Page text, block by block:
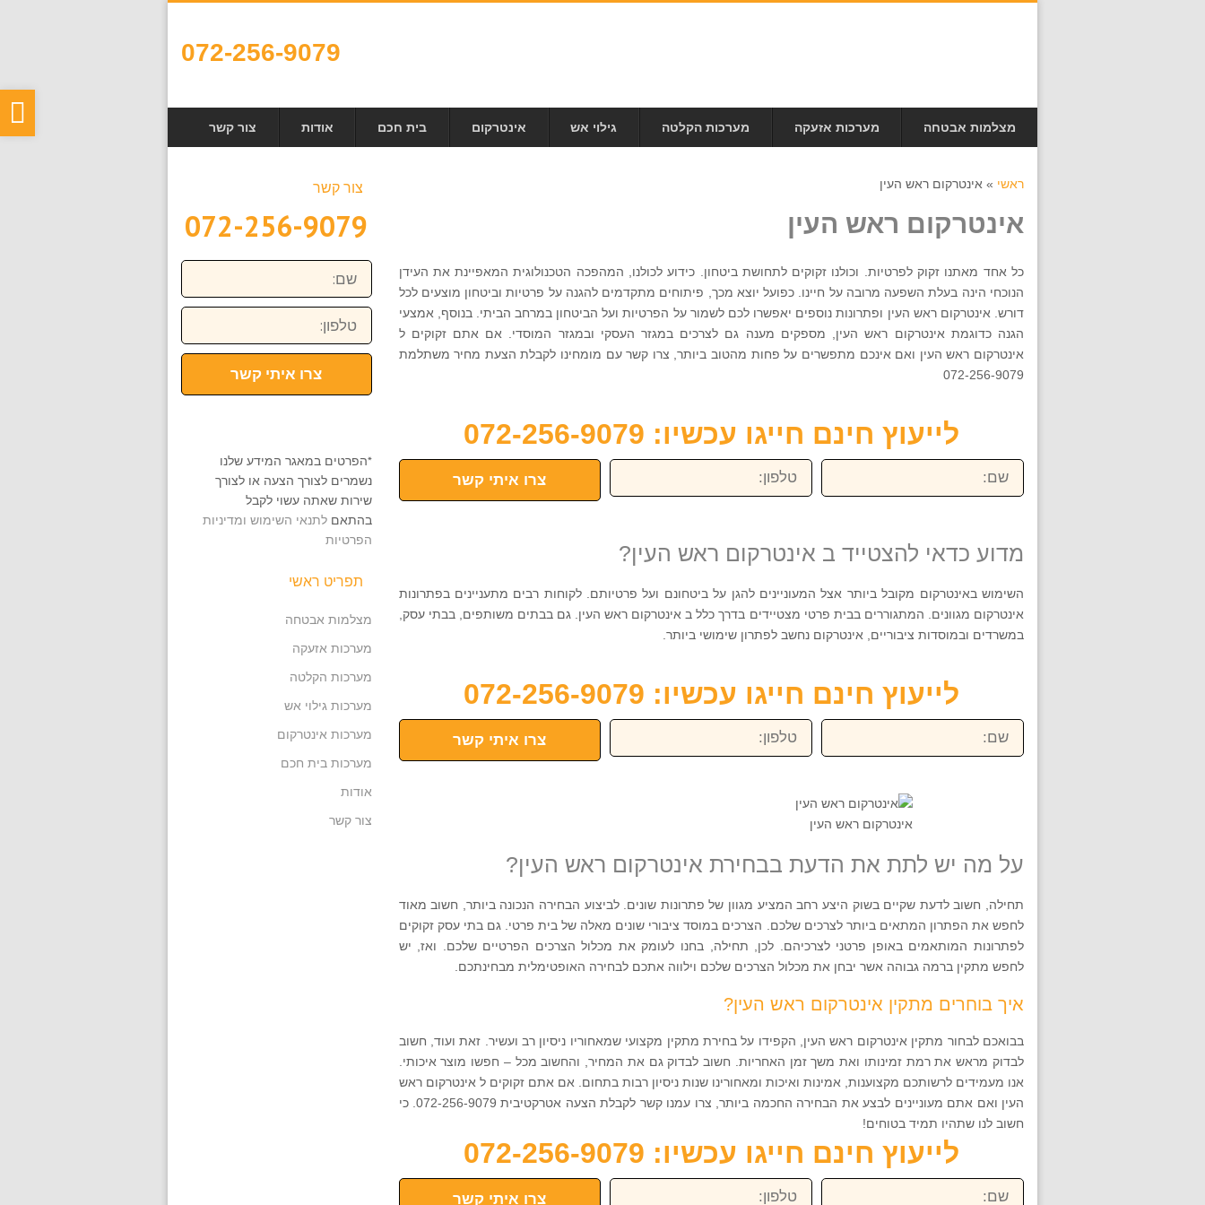
072-256-9079
מצלמות אבטחה מערכות אזעקה מערכות הקלטה גילוי אש אינטרקום בית חכם אודות צור קשר
ראשי » אינטרקום ראש העין
אינטרקום ראש העין
כל אחד מאתנו זקוק לפרטיות. וכולנו זקוקים לתחושת ביטחון. כידוע לכולנו, המהפכה הטכנולוגית המאפיינת את העידן
הנוכחי הינה בעלת השפעה מרובה על חיינו. כפועל יוצא מכך, פיתוחים מתקדמים להגנה על פרטיות וביטחון מוצעים לכל
דורש. אינטרקום ראש העין ופתרונות נוספים יאפשרו לכם לשמור על הפרטיות ועל הביטחון במרחב הביתי. בנוסף, אמצעי
הגנה כדוגמת אינטרקום ראש העין, מספקים מענה גם לצרכים במגזר העסקי ובמגזר המוסדי. אם אתם זקוקים ל
אינטרקום ראש העין ואם אינכם מתפשרים על פחות מהטוב ביותר, צרו קשר עם מומחינו לקבלת הצעת מחיר משתלמת
072-256-9079
לייעוץ חינם חייגו עכשיו: 072-256-9079
שם: טלפון:
צרו איתי קשר
מדוע כדאי להצטייד ב אינטרקום ראש העין?
השימוש באינטרקום מקובל ביותר אצל המעוניינים להגן על ביטחונם ועל פרטיותם. לקוחות רבים מתעניינים בפתרונות
אינטרקום מגוונים. המתגוררים בבית פרטי מצטיידים בדרך כלל ב אינטרקום ראש העין. גם בבתים משותפים, בבתי עסק,
במשרדים ובמוסדות ציבוריים, אינטרקום נחשב לפתרון שימושי ביותר.
לייעוץ חינם חייגו עכשיו: 072-256-9079
שם: טלפון:
צרו איתי קשר
אינטרקום ראש העין
על מה יש לתת את הדעת בבחירת אינטרקום ראש העין?
תחילה, חשוב לדעת שקיים בשוק היצע רחב המציע מגוון של פתרונות שונים. לביצוע הבחירה הנכונה ביותר, חשוב מאוד
לחפש את הפתרון המתאים ביותר לצרכים שלכם. הצרכים במוסד ציבורי שונים מאלה של בית פרטי. גם בתי עסק זקוקים
לפתרונות המותאמים באופן פרטני לצרכיהם. לכן, תחילה, בחנו לעומק את מכלול הצרכים הפרטיים שלכם. ואז, יש
לחפש מתקין ברמה גבוהה אשר יבחן את מכלול הצרכים שלכם וילווה אתכם לבחירה האופטימלית מבחינתכם.
איך בוחרים מתקין אינטרקום ראש העין?
בבואכם לבחור מתקין אינטרקום ראש העין, הקפידו על בחירת מתקין מקצועי שמאחוריו ניסיון רב ועשיר. זאת ועוד, חשוב
לבדוק מראש את רמת זמינותו ואת משך זמן האחריות. חשוב לבדוק גם את המחיר, והחשוב מכל – חפשו מוצר איכותי.
אנו מעמידים לרשותכם מקצוענות, אמינות ואיכות ומאחורינו שנות ניסיון רבות בתחום. אם אתם זקוקים ל אינטרקום ראש
העין ואם אתם מעוניינים לבצע את הבחירה החכמה ביותר, צרו עמנו קשר לקבלת הצעה אטרקטיבית 072-256-9079. כי
חשוב לנו שתהיו תמיד בטוחים!
לייעוץ חינם חייגו עכשיו: 072-256-9079
שם: טלפון:
צרו איתי קשר
צור קשר
072-256-9079
שם:
טלפון:
צרו איתי קשר
*הפרטים במאגר המידע שלנו
נשמרים לצורך הצעה או לצורך
שירות שאתה עשוי לקבל
בהתאםלתנאי השימוש ומדיניות
הפרטיות
תפריט ראשי
מצלמות אבטחה
מערכות אזעקה
מערכות הקלטה
מערכות גילוי אש
מערכות אינטרקום
מערכות בית חכם
אודות
צור קשר